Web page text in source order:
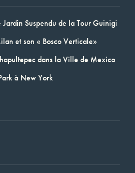
Suspendu de la Tour Guinigi
et son « Bosco Verticale»
dans la Ville de Mexico
à New York